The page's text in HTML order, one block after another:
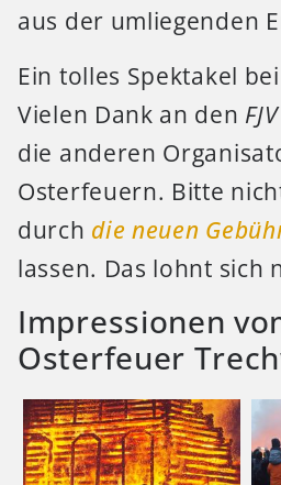
aus der umliegenden
Ein tolles Spektakel
Vielen Dank an den
die anderen
Osterfeuern. Bitte
durch die neuen
lassen. Das lohnt sich
Impressionen
Osterfeuer